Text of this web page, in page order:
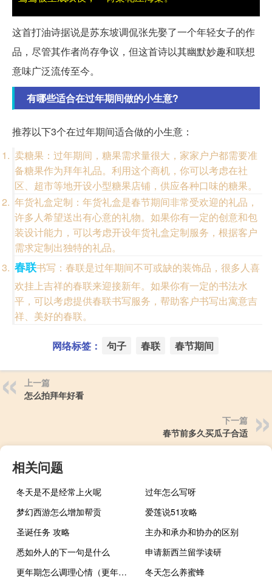
这首打油诗据说是苏东坡调侃张先娶了一个年轻女子的作
品，尽管其作者尚存争议，但这首诗以其幽默妙趣和联想
意味广泛流传至今。
有哪些适合在过年期间做的小生意?
推荐以下3个在过年期间适合做的小生意：
卖糖果：过年期间，糖果需求量很大，家家户户都需要准
备糖果作为拜年礼品。利用这个商机，你可以考虑在社
区、超市等地开设小型糖果店铺，供应各种口味的糖果。
年货礼盒定制：年货礼盒是春节期间非常受欢迎的礼品，
许多人希望送出有心意的礼物。如果你有一定的创意和包
装设计能力，可以考虑开设年货礼盒定制服务，根据客户
需求定制出独特的礼品。
春联书写：春联是过年期间不可或缺的装饰品，很多人喜
欢挂上吉祥的春联来迎接新年。如果你有一定的书法水
平，可以考虑提供春联书写服务，帮助客户书写出寓意吉
祥、美好的春联。
网络标签： 句子 春联 春节期间
上一篇
怎么拍拜年好看
下一篇
春节前多久买瓜子合适
相关问题
冬天是不是经常上火呢
过年怎么写呀
梦幻西游怎么增加帮贡
爱莲说51攻略
圣诞任务 攻略
主办和承办和协办的区别
悉如外人的下一句是什么
申请新西兰留学读研
更年期怎么调理心情（更年期怎么调理）
冬天怎么养蜜蜂